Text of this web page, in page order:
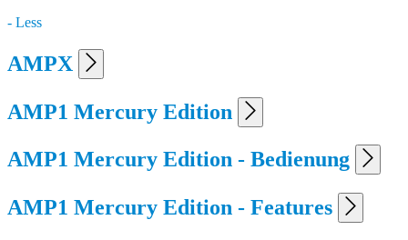
- Less
AMPX
AMP1 Mercury Edition
AMP1 Mercury Edition - Bedienung
AMP1 Mercury Edition - Features